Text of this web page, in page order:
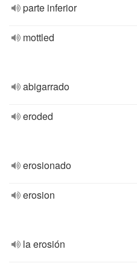
parte inferior
mottled
abigarrado
eroded
erosionado
erosion
la erosión